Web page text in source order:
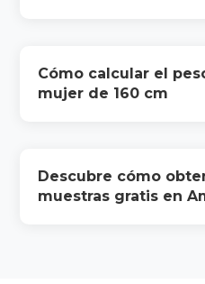
Cómo calcular el
mujer de 160 cm
Descubre cómo
muestras gratis en